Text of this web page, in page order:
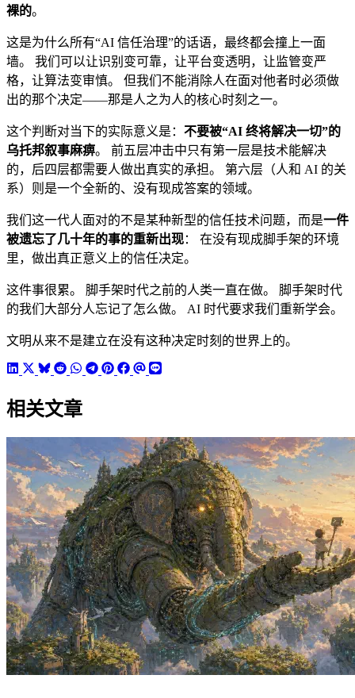
裸的。
这是为什么所有“AI 信任治理”的话语，最终都会撞上一面
墙。 我们可以让识别变可靠，让平台变透明，让监管变严
格，让算法变审慎。 但我们不能消除人在面对他者时必须做
出的那个决定——那是人之为人的核心时刻之一。
这个判断对当下的实际意义是： 不要被“AI 终将解决一切”的
乌托邦叙事麻痹。 前五层冲击中只有第一层是技术能解决
的，后四层都需要人做出真实的承担。 第六层（人和 AI 的关
系）则是一个全新的、没有现成答案的领域。
我们这一代人面对的不是某种新型的信任技术问题，而是一件
被遗忘了几十年的事的重新出现： 在没有现成脚手架的环境
里，做出真正意义上的信任决定。
这件事很累。 脚手架时代之前的人类一直在做。 脚手架时代
的我们大部分人忘记了怎么做。 AI 时代要求我们重新学会。
文明从来不是建立在没有这种决定时刻的世界上的。
相关文章